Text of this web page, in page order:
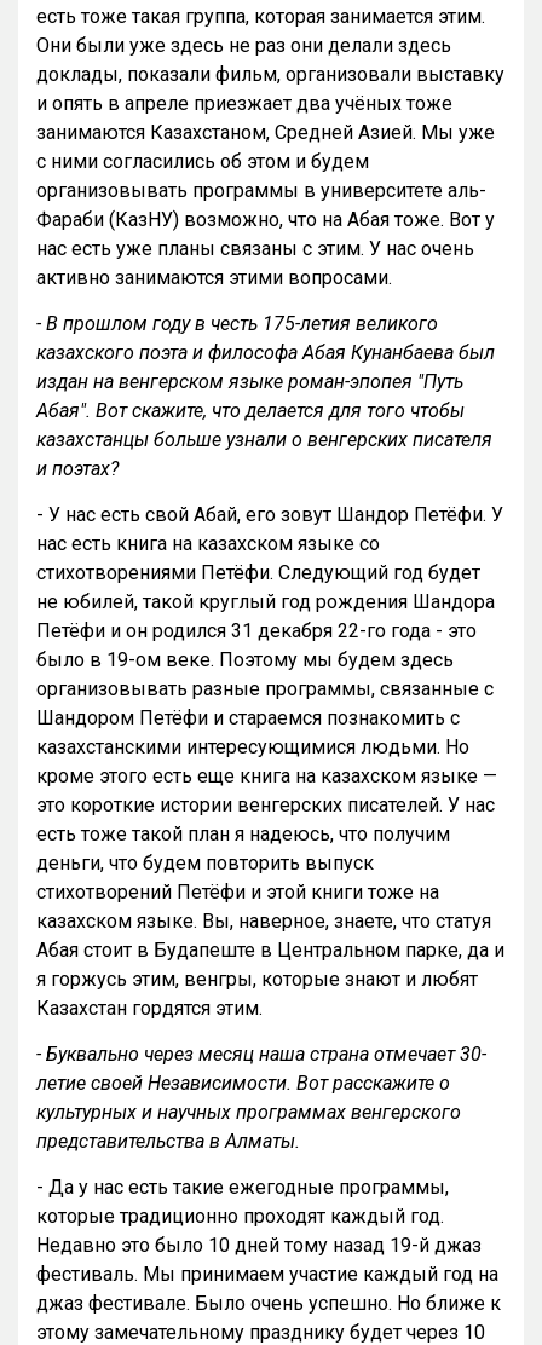
есть тоже такая группа, которая занимается этим.
Они были уже здесь не раз они делали здесь
доклады, показали фильм, организовали выставку
и опять в апреле приезжает два учёных тоже
занимаются Казахстаном, Средней Азией. Мы уже
с ними согласились об этом и будем
организовывать программы в университете аль-
Фараби (КазНУ) возможно, что на Абая тоже. Вот у
нас есть уже планы связаны с этим. У нас очень
активно занимаются этими вопросами.
- В прошлом году в честь 175-летия великого
казахского поэта и философа Абая Кунанбаева был
издан на венгерском языке роман-эпопея "Путь
Абая". Вот скажите, что делается для того чтобы
казахстанцы больше узнали о венгерских писателя
и поэтах?
- У нас есть свой Абай, его зовут Шандор Петёфи. У
нас есть книга на казахском языке со
стихотворениями Петёфи. Следующий год будет
не юбилей, такой круглый год рождения Шандора
Петёфи и он родился 31 декабря 22-го года - это
было в 19-ом веке. Поэтому мы будем здесь
организовывать разные программы, связанные с
Шандором Петёфи и стараемся познакомить с
казахстанскими интересующимися людьми. Но
кроме этого есть еще книга на казахском языке —
это короткие истории венгерских писателей. У нас
есть тоже такой план я надеюсь, что получим
деньги, что будем повторить выпуск
стихотворений Петёфи и этой книги тоже на
казахском языке. Вы, наверное, знаете, что статуя
Абая стоит в Будапеште в Центральном парке, да и
я горжусь этим, венгры, которые знают и любят
Казахстан гордятся этим.
- Буквально через месяц наша страна отмечает 30-
летие своей Независимости. Вот расскажите о
культурных и научных программах венгерского
представительства в Алматы.
- Да у нас есть такие ежегодные программы,
которые традиционно проходят каждый год.
Недавно это было 10 дней тому назад 19-й джаз
фестиваль. Мы принимаем участие каждый год на
джаз фестивале. Было очень успешно. Но ближе к
этому замечательному празднику будет через 10